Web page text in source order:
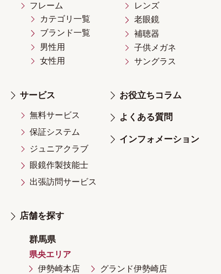
フレーム
カテゴリ一覧
ブランド一覧
男性用
女性用
レンズ
老眼鏡
補聴器
子供メガネ
サングラス
サービス
無料サービス
保証システム
ジュニアクラブ
眼鏡作製技能士
出張訪問サービス
お役立ちコラム
よくある質問
インフォメーション
店舗を探す
群馬県
県央エリア
伊勢崎本店
グランド伊勢崎店